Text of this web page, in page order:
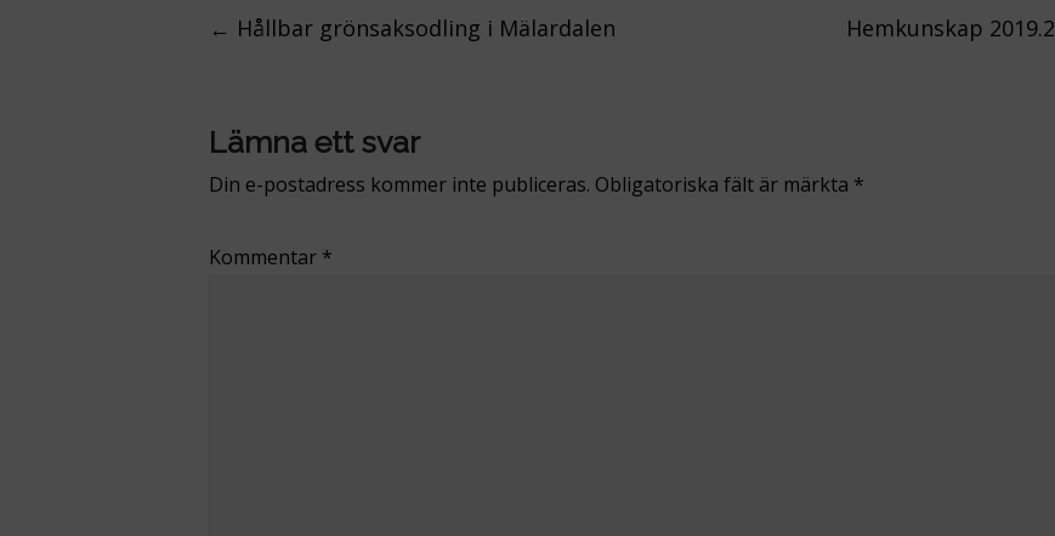
Post
← Hållbar grönsaksodling i Mälardalen Hemkunskap 2019.2
Lämna ett svar
Din e-postadress kommer inte publiceras. Obligatoriska fält är märkta *
Kommentar *